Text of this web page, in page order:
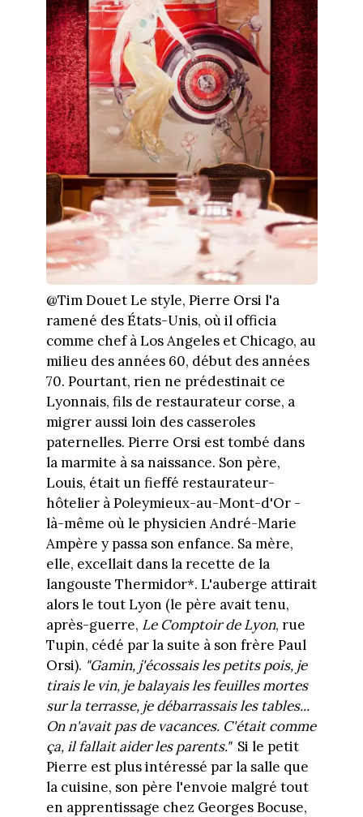
@Tim Douet Le style, Pierre Orsi l'a
ramené des États-Unis, où il officia
comme chef à Los Angeles et Chicago, au
milieu des années 60, début des années
70. Pourtant, rien ne prédestinait ce
Lyonnais, fils de restaurateur corse, a
migrer aussi loin des casseroles
paternelles. Pierre Orsi est tombé dans
la marmite à sa naissance. Son père,
Louis, était un fieffé restaurateur-
hôtelier à Poleymieux-au-Mont-d'Or -
là-même où le physicien André-Marie
Ampère y passa son enfance. Sa mère,
elle, excellait dans la recette de la
langouste Thermidor*. L'auberge attirait
alors le tout Lyon (le père avait tenu,
après-guerre, Le Comptoir de Lyon, rue
Tupin, cédé par la suite à son frère Paul
Orsi). "Gamin, j'écossais les petits pois, je
tirais le vin, je balayais les feuilles mortes
sur la terrasse, je débarrassais les tables...
On n'avait pas de vacances. C'était comme
ça, il fallait aider les parents." Si le petit
Pierre est plus intéressé par la salle que
la cuisine, son père l'envoie malgré tout
en apprentissage chez Georges Bocuse,